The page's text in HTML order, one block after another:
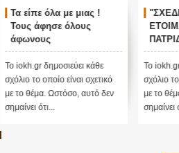
"ΣΧΕΔΙΟ ΛΕΩΝΙΔΑΣ": ΤΙ
ΕΤΟΙΜΑΖΟΥΝ ΓΙΑ ΤΗΝ
ΠΑΤΡΙΔΑ ΜΑΣ... ; ΔΕΝ ΤΑ
ΕΙΠΕ ΤΥΧΑΙΑ ΣΤΙΣ
13/11/2015...
Το iokh.gr δημοσιεύει κάθε
σχόλιο το οποίο είναι σχετικό
με το θέμα. Ωστόσο, αυτό δεν
σημαίνει ότι...
ΑΥΤΑ
Το iokh.gr
σχόλιο το
με το
σημαίνει